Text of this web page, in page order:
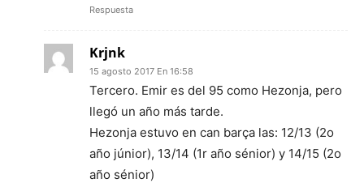
Respuesta
Krjnk
15 agosto 2017 En 16:58
Tercero. Emir es del 95 como Hezonja, pero
llegó un año más tarde.
Hezonja estuvo en can barça las: 12/13 (2o
año júnior), 13/14 (1r año sénior) y 14/15 (2o
año sénior)